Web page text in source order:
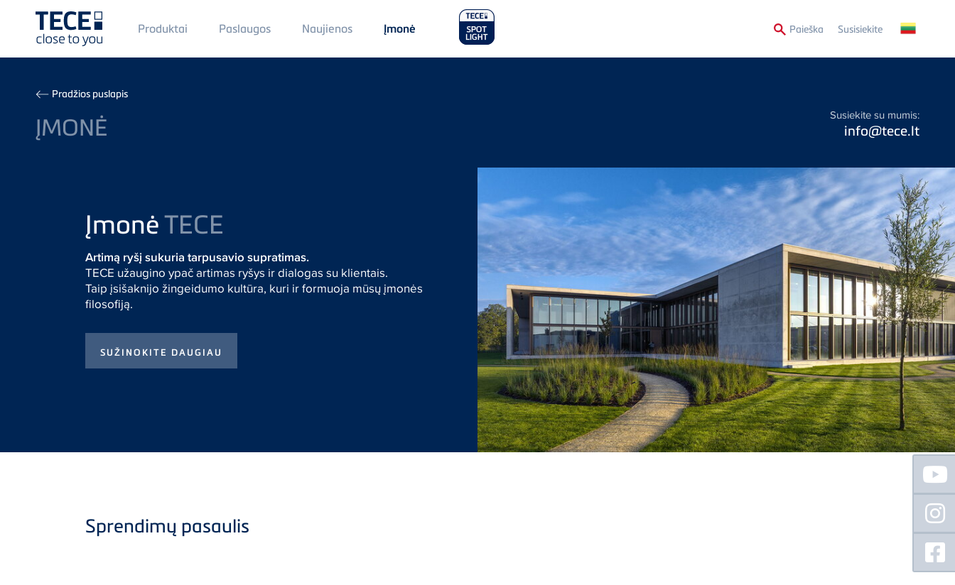
Main
Menü
1
Produktai Paslaugos Naujienos Main
Menu
2
Įmonė Paieška Secondary
Menu
Susisiekite
Breadcrumb
Pradžios puslapis
ĮMONĖ Susiekite su mumis:
info@tece.lt
ĮmonėTECE
Artimą ryšį sukuria tarpusavio supratimas.
TECE užaugino ypač artimas ryšys ir dialogas su klientais.
Taip įsišaknijo žingeidumo kultūra, kuri ir formuoja mūsų įmonės
filosofiją.
SUŽINOKITE DAUGIAU
Sprendimų pasaulis
Floating